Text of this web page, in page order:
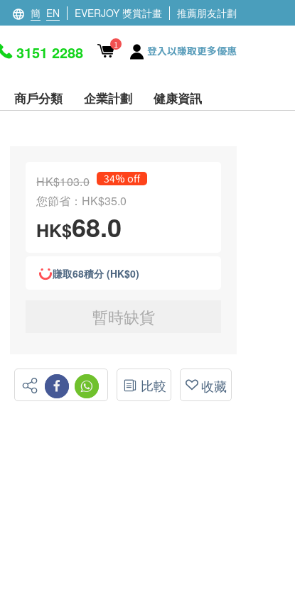
簡 EN EVERJOY 獎賞計畫 推薦朋友計劃
3151 2288 1 登入以賺取更多優惠
商戶分類 企業計劃 健康資訊
HK$103.0 34% off
您節省：HK$35.0
HK$68.0
賺取68積分 (HK$0)
暫時缺貨
比較 收藏